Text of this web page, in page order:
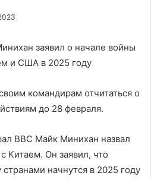
командирам отчитаться о
до 28 февраля.
ВВС Майк Минихан назвал
Китаем. Он заявил, что
начнутся в 2025 году